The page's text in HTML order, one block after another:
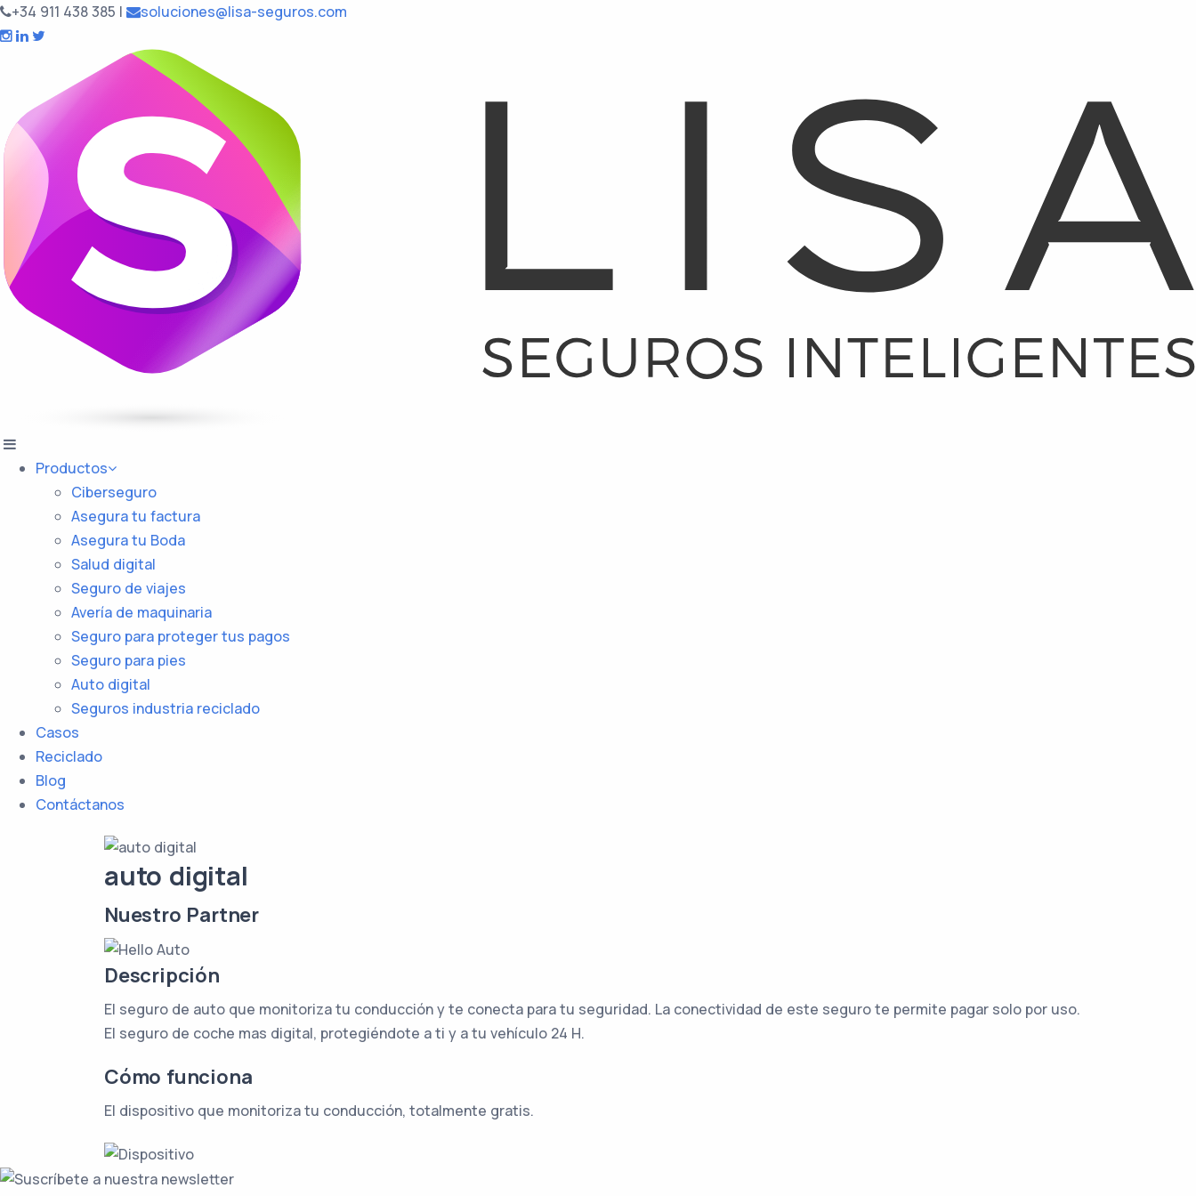
+34 911 438 385 | soluciones@lisa-seguros.com
Productos
Ciberseguro
Asegura tu factura
Asegura tu Boda
Salud digital
Seguro de viajes
Avería de maquinaria
Seguro para proteger tus pagos
Seguro para pies
Auto digital
Seguros industria reciclado
Casos
Reciclado
Blog
Contáctanos
auto digital
Nuestro Partner
Descripción
El seguro de auto que monitoriza tu conducción y te conecta para tu seguridad. La conectividad de este seguro te permite pagar solo por uso.
El seguro de coche mas digital, protegiéndote a ti y a tu vehículo 24 H.
Cómo funciona
El dispositivo que monitoriza tu conducción, totalmente gratis.